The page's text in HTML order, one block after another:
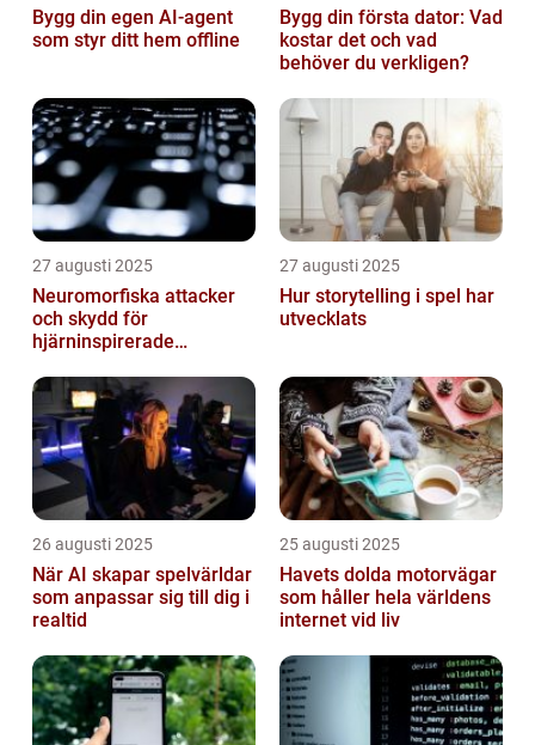
Bygg din egen AI-agent
som styr ditt hem offline
Bygg din första dator: Vad
kostar det och vad
behöver du verkligen?
27 augusti 2025
Neuromorfiska attacker
och skydd för
hjärninspirerade
27 augusti 2025
Hur storytelling i spel har
utvecklats
26 augusti 2025
När AI skapar spelvärldar
som anpassar sig till dig i
realtid
25 augusti 2025
Havets dolda motorvägar
som håller hela världens
internet vid liv